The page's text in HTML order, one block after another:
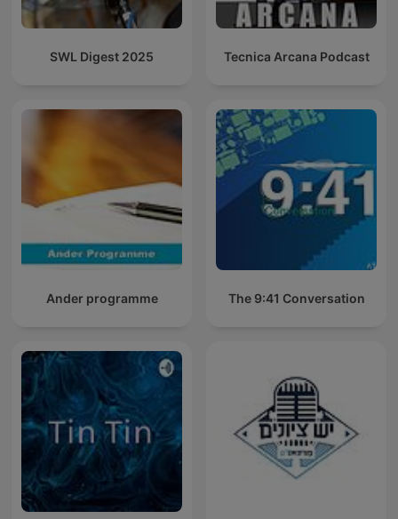
SWL Digest 2025 Tecnica Arcana Podcast
Ander programme The 9:41 Conversation